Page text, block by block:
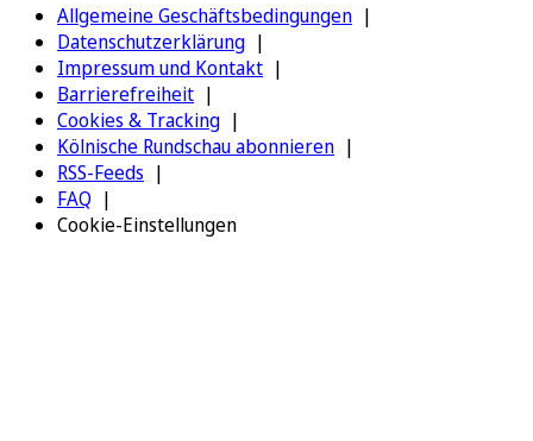
Allgemeine Geschäftsbedingungen
Datenschutzerklärung
Impressum und Kontakt
Barrierefreiheit
Cookies & Tracking
Kölnische Rundschau abonnieren
RSS-Feeds
FAQ
Cookie-Einstellungen